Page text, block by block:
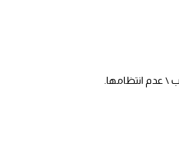
\ عدم انتظامها.